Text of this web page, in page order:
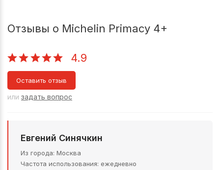
Отзывы о Michelin Primacy 4+
4.9
Оставить отзыв
или задать вопрос
Евгений Синячкин
Из города Москва
Частота использования ежедневно